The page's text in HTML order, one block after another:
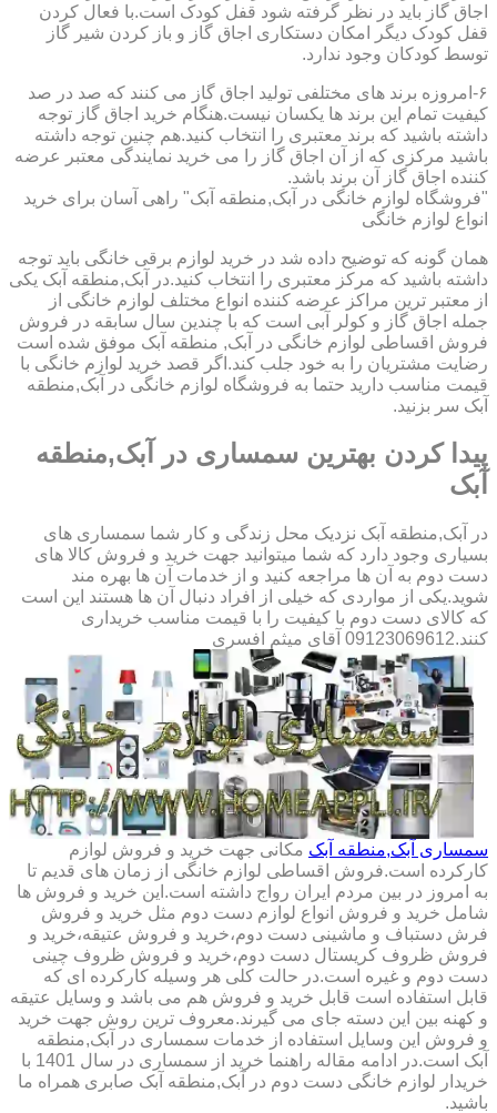
اجاق گاز باید در نظر گرفته شود قفل کودک است.با فعال کردن
قفل کودک دیگر امکان دستکاری اجاق گاز و باز کردن شیر گاز
توسط کودکان وجود ندارد.
۶-امروزه برند های مختلفی تولید اجاق گاز می کنند که صد در صد
کیفیت تمام این برند ها یکسان نیست.هنگام خرید اجاق گاز توجه
داشته باشید که برند معتبری را انتخاب کنید.هم چنین توجه داشته
باشید مرکزی که از آن اجاق گاز را می خرید نمایندگی معتبر عرضه
کننده اجاق گاز آن برند باشد.
"فروشگاه لوازم خانگی در آبک,منطقه آبک" راهی آسان برای خرید
انواع لوازم خانگی
همان گونه که توضیح داده شد در خرید لوازم برقی خانگی باید توجه
داشته باشید که مرکز معتبری را انتخاب کنید.در آبک,منطقه آبک یکی
از معتبر ترین مراکز عرضه کننده انواع مختلف لوازم خانگی از
جمله اجاق گاز و کولر آبی است که با چندین سال سابقه در فروش
فروش اقساطی لوازم خانگی در آبک, منطقه آبک موفق شده است
رضایت مشتریان را به خود جلب کند.اگر قصد خرید لوازم خانگی با
قیمت مناسب دارید حتما به فروشگاه لوازم خانگی در آبک,منطقه
آبک سر بزنید.
پیدا کردن بهترین سمساری در آبک,منطقه
آبک
در آبک,منطقه آبک نزدیک محل زندگی و کار شما سمساری های
بسیاری وجود دارد که شما میتوانید جهت خرید و فروش کالا های
دست دوم به آن ها مراجعه کنید و از خدمات آن ها بهره مند
شوید.یکی از مواردی که خیلی از افراد دنبال آن ها هستند این است
که کالای دست دوم با کیفیت را با قیمت مناسب خریداری
کنند.09123069612 آقای میثم افسری
سمساری آبک,منطقه آبک مکانی جهت خرید و فروش لوازم
کارکرده است.فروش اقساطی لوازم خانگی از زمان های قدیم تا
به امروز در بین مردم ایران رواج داشته است.این خرید و فروش ها
شامل خرید و فروش انواع لوازم دست دوم مثل خرید و فروش
فرش دستباف و ماشینی دست دوم،خرید و فروش عتیقه،خرید و
فروش ظروف کریستال دست دوم،خرید و فروش ظروف چینی
دست دوم و غیره است.در حالت کلی هر وسیله کارکرده ای که
قابل استفاده است قابل خرید و فروش هم می باشد و وسایل عتیقه
و کهنه بین این دسته جای می گیرند.معروف ترین روش جهت خرید
و فروش این وسایل استفاده از خدمات سمساری در آبک,منطقه
آبک است.در ادامه مقاله راهنما خرید از سمساری در سال 1401 با
خریدار لوازم خانگی دست دوم در آبک,منطقه آبک صابری همراه ما
باشید.